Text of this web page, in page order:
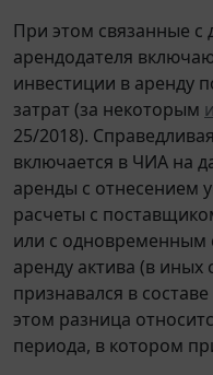
При этом связанные с
арендодателя
инвестиции в аренду
затрат (за некоторым
25/2018).
включается в ЧИА на
аренды с отнесением
расчеты с
или с одновременным
аренду актива (в иных
признавался в
этом разница
периода, в котором